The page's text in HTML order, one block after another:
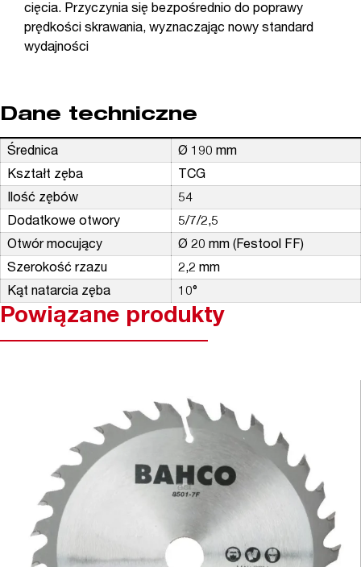
cięcia. Przyczynia się bezpośrednio do poprawy
prędkości skrawania, wyznaczając nowy standard
wydajności
Dane techniczne
Średnica
Ø 190 mm
Kształt zęba
TCG
Ilość zębów
54
Dodatkowe otwory
5/7/2,5
Otwór mocujący
Ø 20 mm (Festool FF)
Szerokość rzazu
2,2 mm
Kąt natarcia zęba
10°
Powiązane produkty